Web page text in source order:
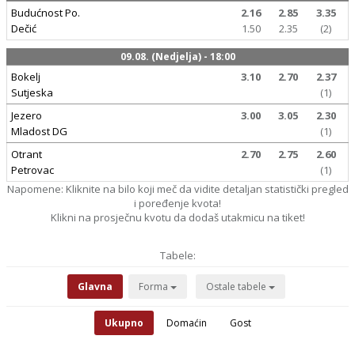
Budućnost Po.
Dečić
2.16 2.85
3.35
1.50
2.35 (2)
09.08. (Nedjelja) - 18:00
Bokelj
Sutjeska
3.10 2.70
2.37
(1)
Jezero
Mladost DG
3.00 3.05
2.30
(1)
Otrant
Petrovac
2.70 2.75
2.60
(1)
Napomene: Kliknite na bilo koji meč da vidite detaljan statistički pregled
i poređenje kvota!
Klikni na prosječnu kvotu da dodaš utakmicu na tiket!
Tabele:
Glavna Forma Ostale tabele
Ukupno Domaćin Gost